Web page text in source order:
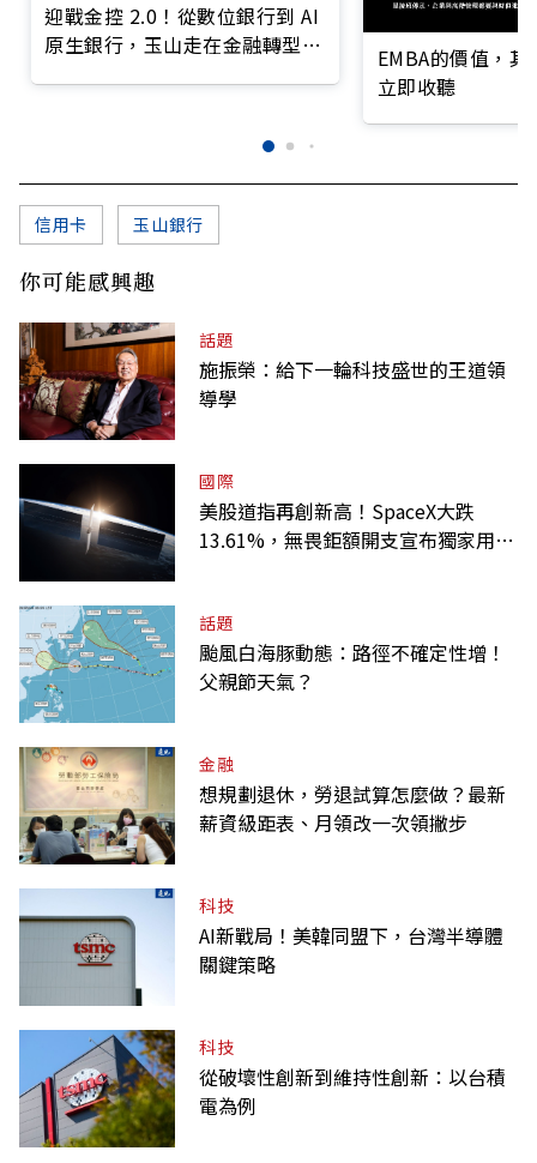
迎戰金控 2.0！從數位銀行到 AI
原生銀行，玉山走在金融轉型最
EMBA的價值，
立即收聽
信用卡 玉山銀行
你可能感興趣
話題
施振榮：給下一輪科技盛世的王道領
導學
國際
美股道指再創新高！SpaceX大跌
13.61%，無畏鉅額開支宣布獨家用輝
話題
颱風白海豚動態：路徑不確定性增！
父親節天氣？
金融
想規劃退休，勞退試算怎麼做？最新
薪資級距表、月領改一次領撇步
科技
AI新戰局！美韓同盟下，台灣半導體
關鍵策略
科技
從破壞性創新到維持性創新：以台積
電為例